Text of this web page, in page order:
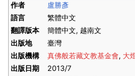
作者
盧勝彥
語言
繁體中文
翻譯版本
簡體中文, 越南文
出版地
臺灣
出版機構
真佛般若藏文教基金會, 大
出版日期
2013/7